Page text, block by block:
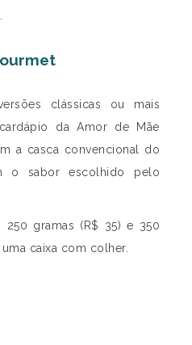
clássicas ou mais
da Amor de Mãe
a casca convencional do
o sabor escolhido pelo
250 gramas (R$ 35) e 350
caixa com colher.